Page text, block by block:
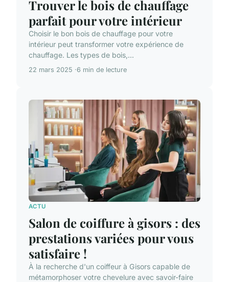
Trouver le bois de chauffage
parfait pour votre intérieur
Choisir le bon bois de chauffage pour votre
intérieur peut transformer votre expérience de
chauffage. Les types de bois,...
22 mars 2025 6 min de lecture
ACTU
Salon de coiffure à gisors : des
prestations variées pour vous
satisfaire !
À la recherche d'un coiffeur à Gisors capable de
métamorphoser votre chevelure avec savoir-faire